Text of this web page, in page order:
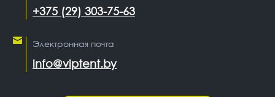
+375 (29) 303-75-63
Электронная почта
info@viptent.by